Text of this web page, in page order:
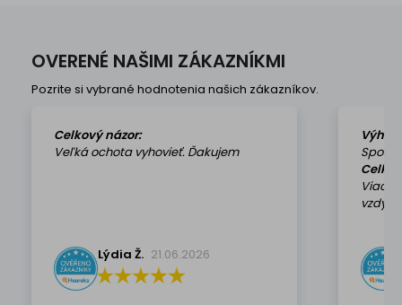
OVERENÉ NAŠIMI ZÁKAZNÍKMI
Pozrite si vybrané hodnotenia našich zákazníkov.
Celkový názor:
Veľká ochota vyhovieť. Ďakujem
Lýdia Ž. 21.06.2026
vzdy k